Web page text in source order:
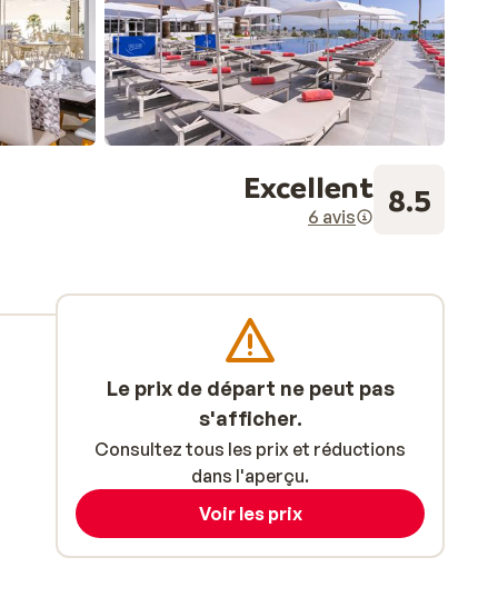
Excellent
6 avis 8.5
Le prix de départ ne peut pas
s'afficher.
Consultez tous les prix et réductions
dans l'aperçu.
Voir les prix